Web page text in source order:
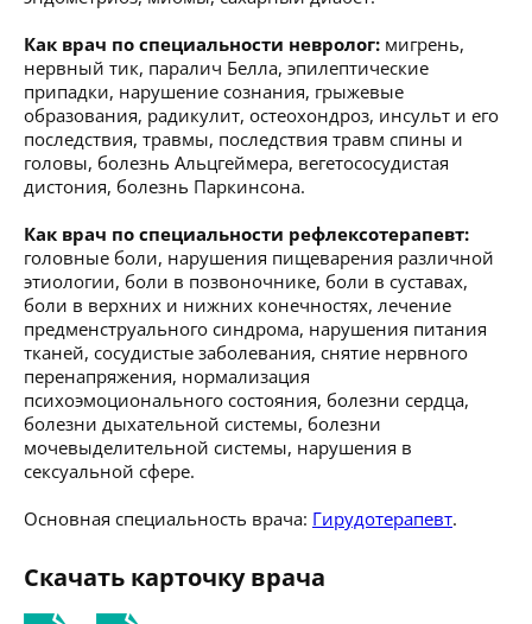
Как врач по специальности невролог: мигрень,
нервный тик, паралич Белла, эпилептические
припадки, нарушение сознания, грыжевые
образования, радикулит, остеохондроз, инсульт и его
последствия, травмы, последствия травм спины и
головы, болезнь Альцгеймера, вегетососудистая
дистония, болезнь Паркинсона.
Как врач по специальности рефлексотерапевт:
головные боли, нарушения пищеварения различной
этиологии, боли в позвоночнике, боли в суставах,
боли в верхних и нижних конечностях, лечение
предменструального синдрома, нарушения питания
тканей, сосудистые заболевания, снятие нервного
перенапряжения, нормализация
психоэмоционального состояния, болезни сердца,
болезни дыхательной системы, болезни
мочевыделительной системы, нарушения в
сексуальной сфере.
Основная специальность врача: Гирудотерапевт.
Скачать карточку врача